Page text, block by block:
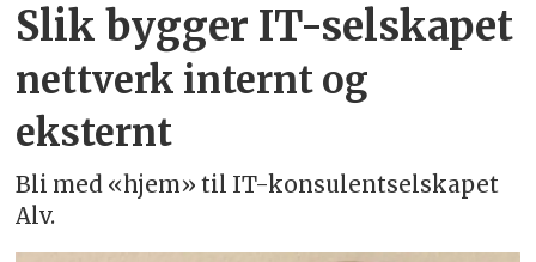
Slik bygger IT-selskapet
nettverk internt og
eksternt
Bli med «hjem» til IT-konsulentselskapet
Alv.